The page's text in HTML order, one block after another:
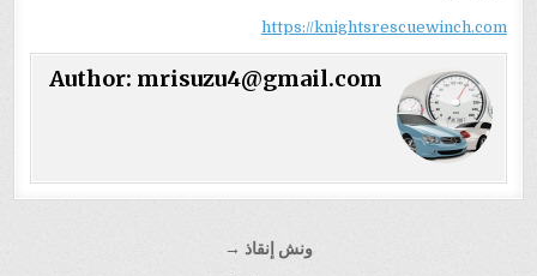
https://knightsrescuewinch.com
Author: mrisuzu4@gmail.com
ونش إنقاذ →